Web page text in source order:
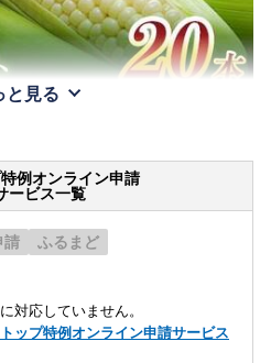
と見る
例オンライン申請
ービス一覧
請
ふるまど
対応していません。
ップ特例オンライン申請サービス